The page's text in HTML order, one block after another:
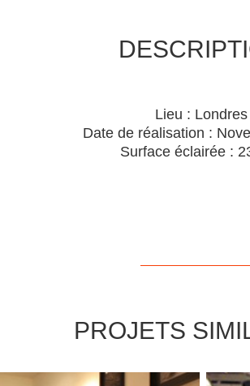
Lieu : Londres
Date de réalisation :
Surface éclairée :
PROJETS